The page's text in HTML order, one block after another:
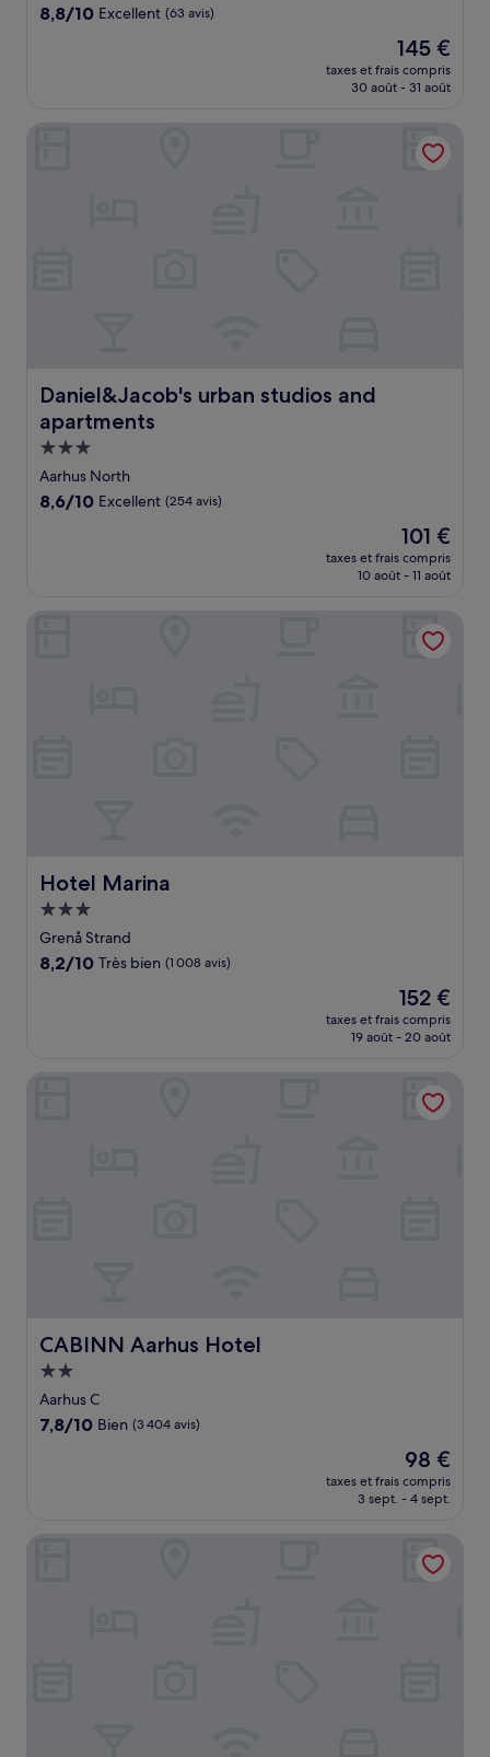
8.8
8,8/10 Excellent (63 avis)
Le
nouveau
prix
de
145 €
145 €
taxes et frais compris
30 août - 31 août
Daniel&Jacob's urban studios and
apartments
Daniel&Jacob's urban studios and apartments
Hébergement
3.0 étoiles
Aarhus North
8.6
8,6/10 Excellent (254 avis)
Le
nouveau
prix
de
101 €
101 €
taxes et frais compris
10 août - 11 août
Hotel Marina
Hotel Marina
Hébergement
3.0 étoiles
Grenå Strand
8.2
8,2/10 Très bien (1 008 avis)
Le
nouveau
prix
de
152 €
152 €
taxes et frais compris
19 août - 20 août
CABINN Aarhus Hotel
CABINN Aarhus Hotel
Hébergement
2.0 étoiles
Aarhus C
7.8
7,8/10 Bien (3 404 avis)
Le
nouveau
prix
de
98 €
98 €
taxes et frais compris
3 sept. - 4 sept.